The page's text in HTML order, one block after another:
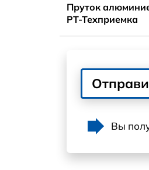
Пруток
РТ-Техприемка
Вы